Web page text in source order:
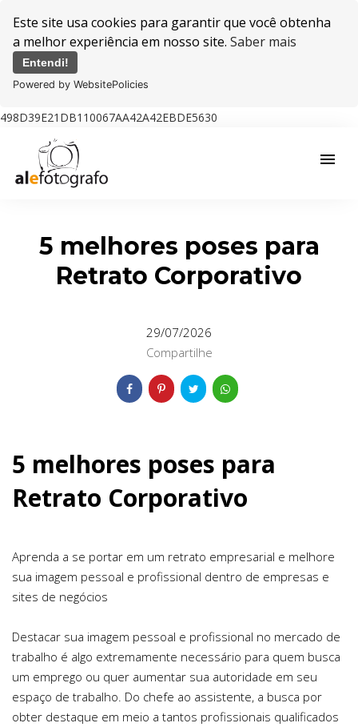
Este site usa cookies para garantir que você obtenha
a melhor experiência em nosso site. Saber mais
Entendi!
Powered by WebsitePolicies
498D39E21DB110067AA42A42EBDE5630
menu
5 melhores poses para
Retrato Corporativo
29/07/2026
Compartilhe
5 melhores poses para
Retrato Corporativo
Aprenda a se portar em um retrato empresarial e melhore
sua imagem pessoal e profissional dentro de empresas e
sites de negócios
Destacar sua imagem pessoal e profissional no mercado de
trabalho é algo extremamente necessário para quem busca
um emprego ou quer aumentar sua autoridade em seu
espaço de trabalho. Do chefe ao assistente, a busca por
obter destaque em meio a tantos profissionais qualificados